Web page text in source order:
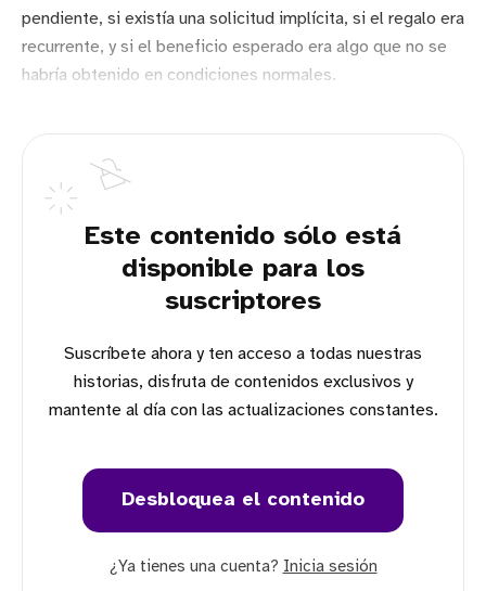
pendiente, si existía una solicitud implícita, si el regalo era
recurrente, y si el beneficio esperado era algo que no se
habría obtenido en condiciones normales.
Este contenido sólo está
disponible para los
suscriptores
Suscríbete ahora y ten acceso a todas nuestras
historias, disfruta de contenidos exclusivos y
mantente al día con las actualizaciones constantes.
Desbloquea el contenido
¿Ya tienes una cuenta? Inicia sesión